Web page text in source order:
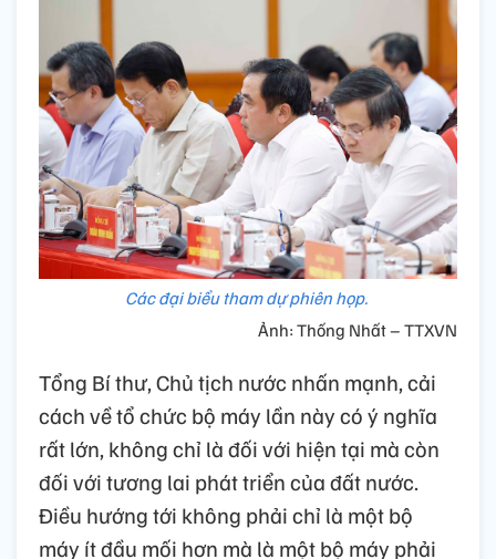
Các đại biểu tham dự phiên họp.
Ảnh: Thống Nhất – TTXVN
Tổng Bí thư, Chủ tịch nước nhấn mạnh, cải
cách về tổ chức bộ máy lần này có ý nghĩa
rất lớn, không chỉ là đối với hiện tại mà còn
đối với tương lai phát triển của đất nước.
Điều hướng tới không phải chỉ là một bộ
máy ít đầu mối hơn mà là một bộ máy phải